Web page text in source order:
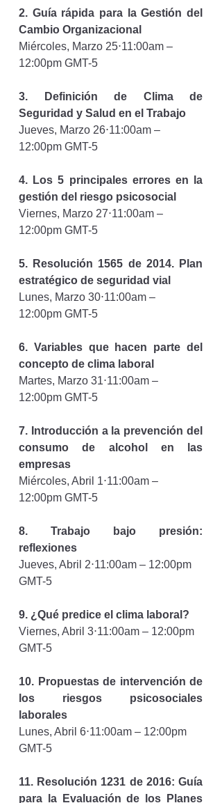
2. Guía rápida para la Gestión del
Cambio Organizacional
Miércoles, Marzo 25⋅11:00am –
12:00pm GMT-5
3. Definición de Clima de
Seguridad y Salud en el Trabajo
Jueves, Marzo 26⋅11:00am –
12:00pm GMT-5
4. Los 5 principales errores en la
gestión del riesgo psicosocial
Viernes, Marzo 27⋅11:00am –
12:00pm GMT-5
5. Resolución 1565 de 2014. Plan
estratégico de seguridad vial
Lunes, Marzo 30⋅11:00am –
12:00pm GMT-5
6. Variables que hacen parte del
concepto de clima laboral
Martes, Marzo 31⋅11:00am –
12:00pm GMT-5
7. Introducción a la prevención del
consumo de alcohol en las
empresas
Miércoles, Abril 1⋅11:00am –
12:00pm GMT-5
8. Trabajo bajo presión:
reflexiones
Jueves, Abril 2⋅11:00am – 12:00pm
GMT-5
9. ¿Qué predice el clima laboral?
Viernes, Abril 3⋅11:00am – 12:00pm
GMT-5
10. Propuestas de intervención de
los riesgos psicosociales
laborales
Lunes, Abril 6⋅11:00am – 12:00pm
GMT-5
11. Resolución 1231 de 2016: Guía
para la Evaluación de los Planes